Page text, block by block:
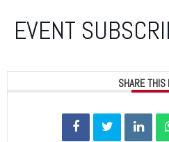
EVENT
SHARE THIS